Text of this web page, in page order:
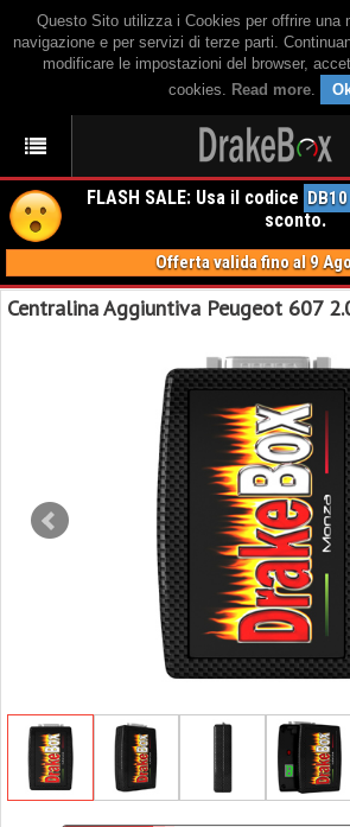
Questo Sito utilizza i Cookies per offrire una
navigazione e per servizi di terze parti.
modificare le impostazioni del browser,
cookies. Read more.
FLASH SALE: Usa il codice DB10
sconto.
Offerta valida fino al 9
Centralina Aggiuntiva Peugeot 607